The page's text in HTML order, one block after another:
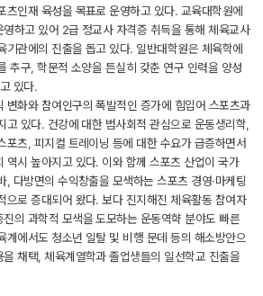
츠인재 육성을 목표로 운영하고 있다. 교육대학원에
하고 있어 2급 정교사 자격증 취득을 통해 체육교사
기관에의 진출을 돕고 있다. 일반대학원은 체육학에
추구, 학문적 소양을 튼실히 갖춘 연구 인력을 양성
있다.
변화와 참여인구의 폭발적인 증가에 힘입어 스포츠과
고 있다. 건강에 대한 범사회적 관심으로 운동생리학,
포츠, 피지컬 트레이닝 등에 대한 수요가 급증하면서
역시 높아지고 있다. 이와 함께 스포츠 산업이 국가
, 다방면의 수익창출을 모색하는 스포츠 경영·마케팅
으로 증대되어 왔다. 보다 진지해진 체육활동 참여자
의 과학적 모색을 도모하는 운동역햑 분야도 빠른
계에서도 청소년 일탈 및 비행 문데 등의 해소방안으
채택, 체육계열학과 졸업생들의 일선학교 진출을